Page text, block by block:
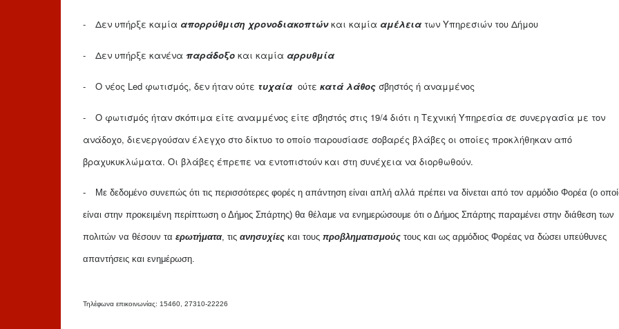
- Δεν υπήρξε καμία απορρύθμιση χρονοδιακοπτών και καμία αμέλεια των Υπηρεσιών του Δήμου
- Δεν υπήρξε κανένα παράδοξοκαι καμία αρρυθμία
- Ο νέος Led φωτισμός, δεν ήταν ούτε τυχαίαούτε κατά λάθος σβηστός ή αναμμένος
-
Ο φωτισμός ήταν σκόπιμα είτε αναμμένος είτε σβηστός στις 19/4 διότι η Τεχνική Υπηρεσία σε συνεργασία με τον
ανάδοχο, διενεργούσαν έλεγχο στο δίκτυο το οποίο παρουσίασε σοβαρές βλάβες οι οποίες προκλήθηκαν από
βραχυκυκλώματα. Οι βλάβες έπρεπε να εντοπιστούν και στη συνέχεια να διορθωθούν.
- Με δεδομένο συνεπώς ότι τις περισσότερες φορές η απάντηση είναι απλή αλλά πρέπει να δίνεται από τον αρμόδιο Φορέα (ο
είναι στην προκειμένη περίπτωση ο Δήμος Σπάρτης) θα θέλαμε να ενημερώσουμε ότι ο Δήμος Σπάρτης παραμένει στην διάθεση των
πολιτών να θέσουν τα ερωτήματα, τις ανησυχίεςκαι τους προβληματισμούς τους και ως αρμόδιος Φορέας να δώσει υπεύθυνες
απαντήσεις και ενημέρωση.
Τηλέφωνα επικοινωνίας: 15460, 27310-22226